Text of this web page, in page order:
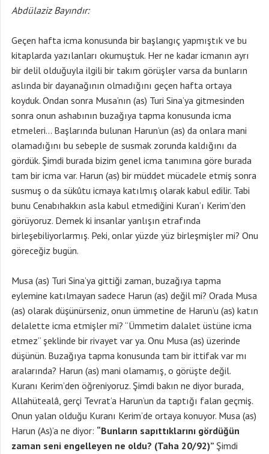
Abdülaziz Bayındır:
Geçen hafta icma konusunda bir başlangıç yapmıştık ve bu
kitaplarda yazılanları okumuştuk. Her ne kadar icmanın ayrı
bir delil olduğuyla ilgili bir takım görüşler varsa da bunların
aslında bir dayanağının olmadığını geçen hafta ortaya
koyduk. Ondan sonra Musa’nın (as) Turi Sina’ya gitmesinden
sonra onun ashabının buzağıya tapma konusunda icma
etmeleri… Başlarında bulunan Harun’un (as) da onlara mani
olamadığını bu sebeple de susmak zorunda kaldığını da
gördük. Şimdi burada bizim genel icma tanımına göre burada
tam bir icma var. Harun (as) bir müddet mücadele etmiş sonra
susmuş o da sükûtu icmaya katılmış olarak kabul edilir. Tabi
bunu Cenabıhakkın asla kabul etmediğini Kuran’ı Kerim’den
görüyoruz. Demek ki insanlar yanlışın etrafında
birleşebiliyorlarmış. Peki, onlar yüzde yüz birleşmişler mi? Onu
göreceğiz bugün.
Musa (as) Turi Sina’ya gittiği zaman, buzağıya tapma
eylemine katılmayan sadece Harun (as) değil mi? Orada Musa
(as) olarak düşünürseniz, onun ümmetine de Harun’u (as) katın
delalette icma etmişler mi? “Ümmetim dalalet üstüne icma
etmez” şeklinde bir rivayet var ya. Onu Musa (as) üzerinde
düşünün. Buzağıya tapma konusunda tam bir ittifak var mı
aralarında? Harun (as) mani olamamış, o görüşte değil.
Kuranı Kerim’den öğreniyoruz. Şimdi bakın ne diyor burada,
Allahütealâ, gerçi Tevrat’a Harun’un da taptığı falan geçmiş.
Onun yalan olduğu Kuranı Kerim’de ortaya konuyor. Musa (as)
Harun (As)’a ne diyor: “Bunların sapıttıklarını gördüğün
zaman seni engelleyen ne oldu? (Taha 20/92)” Şimdi